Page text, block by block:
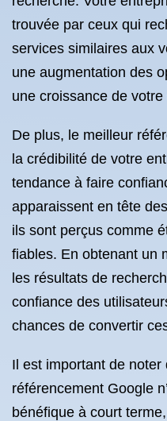
trouvée par ceux qui
services similaires aux
une augmentation des
une croissance de
De plus, le meilleur
la crédibilité de votre
tendance à faire
apparaissent en tête
ils sont perçus comme
fiables. En obtenant un
les résultats de
confiance des
chances de convertir
Il est important de noter
référencement Google
bénéfique à court